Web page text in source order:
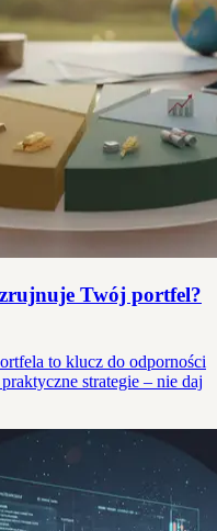
Twój portfel?
to klucz do odporności
strategie – nie daj